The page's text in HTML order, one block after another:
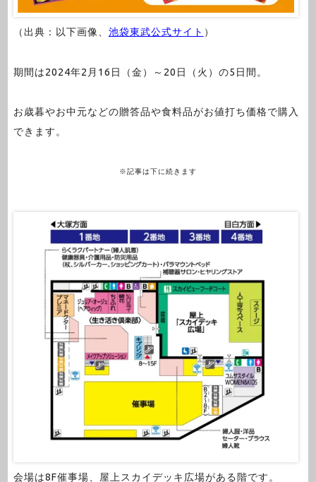
（出典：以下画像、 池袋東武公式サイト ）
期間は2024年2月16日（金）～20日（火）の5日間。
お歳暮やお中元などの贈答品や食料品がお値打ち価格で購入
できます。
※記事は下に続きます
会場は8F催事場、屋上スカイデッキ広場がある階です。